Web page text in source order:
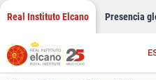
Saltar
contenido
Real Instituto Elcano Presencia